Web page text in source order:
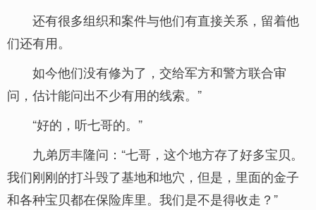
还有很多组织和案件与他们有直接关系，留着他
们还有用。
如今他们没有修为了，交给军方和警方联合审
问，估计能问出不少有用的线索。”
“好的，听七哥的。”
九弟厉丰隆问：“七哥，这个地方存了好多宝贝。
我们刚刚的打斗毁了基地和地穴，但是，里面的金子
和各种宝贝都在保险库里。我们是不是得收走？”